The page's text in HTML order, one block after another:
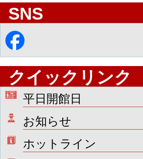
SNS
クイックリンク
平日開館日
お知らせ
ホットライン